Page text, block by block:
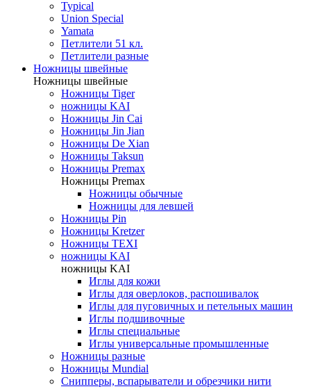
Typical
Union Special
Yamata
Петлители 51 кл.
Петлители разные
Ножницы швейные
Ножницы швейные
Ножницы Tiger
ножницы KAI
Ножницы Jin Cai
Ножницы Jin Jian
Ножницы De Xian
Ножницы Taksun
Ножницы Premax
Ножницы Premax
Ножницы обычные
Ножницы для левшей
Ножницы Pin
Ножницы Kretzer
Ножницы TEXI
ножницы KAI
ножницы KAI
Иглы для кожи
Иглы для оверлоков, распошивалок
Иглы для пуговичных и петельных машин
Иглы подшивочные
Иглы специальные
Иглы универсальные промышленные
Ножницы разные
Ножницы Mundial
Снипперы, вспарыватели и обрезчики нити